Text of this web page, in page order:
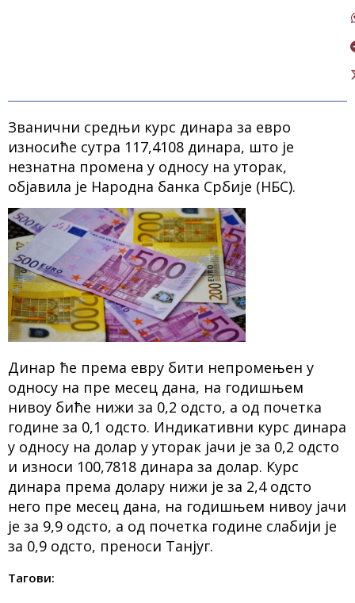
Званични средњи курс динара за евро
износиће сутра 117,4108 динара, што је
незнатна промена у односу на уторак,
објавила је Народна банка Србије (НБС).
Динар ће према евру бити непромењен у
односу на пре месец дана, на годишњем
нивоу биће нижи за 0,2 одсто, а од почетка
године за 0,1 одсто. Индикативни курс динара
у односу на долар у уторак јачи је за 0,2 одсто
и износи 100,7818 динара за долар. Курс
динара према долару нижи је за 2,4 одсто
него пре месец дана, на годишњем нивоу јачи
је за 9,9 одсто, а од почетка године слабији је
за 0,9 одсто, преноси Танјуг.
Тагови: